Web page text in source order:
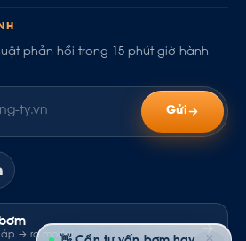
phản hồi trong 15 phút giờ hành
Gửi
áp → ra model